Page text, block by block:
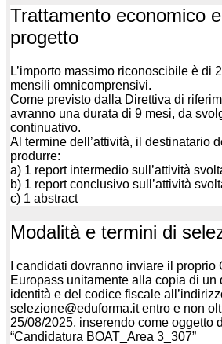
Trattamento economico
progetto
L’importo massimo riconoscibile è di
mensili omnicomprensivi.
Come previsto dalla Direttiva di
avranno una durata di 9 mesi, da
continuativo.
Al termine dell’attività, il destinatario
produrre:
a) 1 report intermedio sull’attività
b) 1 report conclusivo sull’attività
c) 1 abstract
Modalità e termini di
I candidati dovranno inviare il proprio
Europass unitamente alla copia di un
identità e del codice fiscale
selezione@eduforma.it entro e non
25/08/2025, inserendo come oggetto
“Candidatura BOAT_Area 3_307”